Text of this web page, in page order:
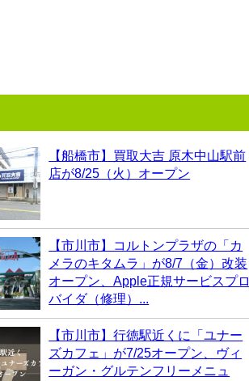
【船橋市】買取大吉 原木中山駅前
店が8/25（火）オープン
【市川市】コルトンプラザの「カ
メラのキタムラ」が8/7（金）改装
オープン、Apple正規サービスプロ
バイダ（修理）...
【市川市】行徳駅近くに「ユナー
ズカフェ」が7/25オープン、ヴィ
ーガン・グルテンフリーメニュ